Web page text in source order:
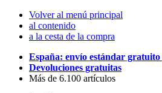
Volver al menú principal
al contenido
a la cesta de la compra
España: envío estándar gratuito
Devoluciones gratuitas
Más de 6.100 artículos